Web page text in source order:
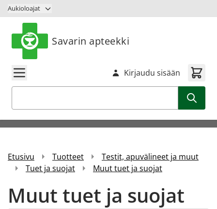
Siirry sisältöön
Aukioloajat
Savarin apteekki
Kirjaudu sisään
Etusivu Tuotteet
Testit, apuvälineet ja muut
Tuet ja suojat
Muut tuet ja suojat
Muut tuet ja suojat